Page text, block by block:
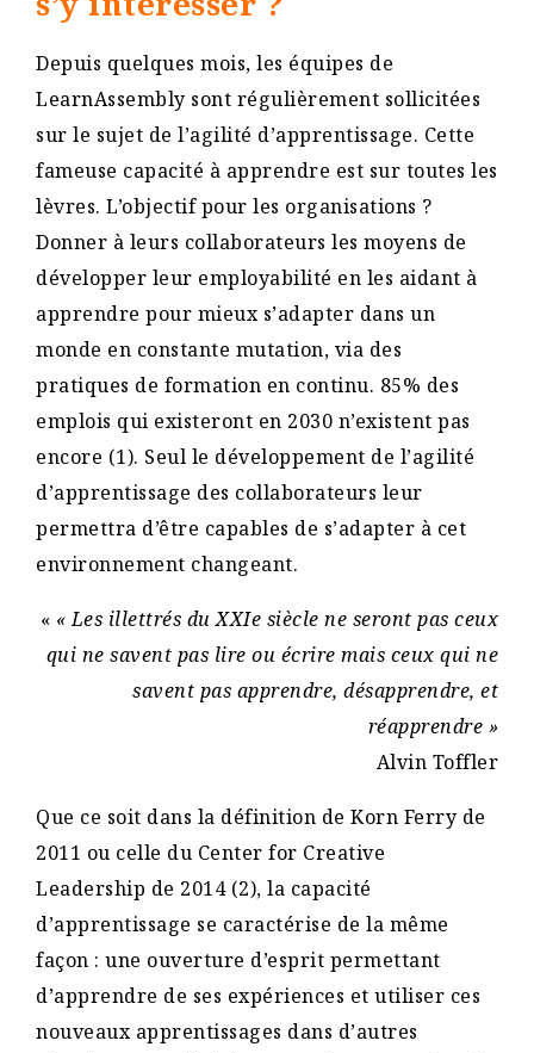
Depuis quelques mois, les équipes de
LearnAssembly sont régulièrement sollicitées
sur le sujet de l’agilité d’apprentissage. Cette
fameuse capacité à apprendre est sur toutes les
lèvres. L’objectif pour les organisations ?
Donner à leurs collaborateurs les moyens de
développer leur employabilité en les aidant à
apprendre pour mieux s’adapter dans un
monde en constante mutation, via des
pratiques de formation en continu. 85% des
emplois qui existeront en 2030 n’existent pas
encore (1). Seul le développement de l’agilité
d’apprentissage des collaborateurs leur
permettra d’être capables de s’adapter à cet
environnement changeant.
« « Les illettrés du XXIe siècle ne seront pas ceux
qui ne savent pas lire ou écrire mais ceux qui ne
savent pas apprendre, désapprendre, et
réapprendre »
Alvin Toffler
Que ce soit dans la définition de Korn Ferry de
2011 ou celle du Center for Creative
Leadership de 2014 (2), la capacité
d’apprentissage se caractérise de la même
façon : une ouverture d’esprit permettant
d’apprendre de ses expériences et utiliser ces
nouveaux apprentissages dans d’autres